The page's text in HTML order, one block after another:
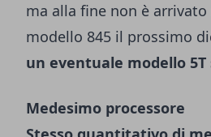
ma alla fine non è
modello 845 il prossimo
un eventuale modello
Medesimo processore